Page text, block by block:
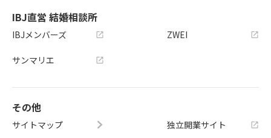
IBJ直営 結婚相談所
IBJメンバーズ
サンマリエ
ZWEI
その他
サイトマップ
独立開業サイト